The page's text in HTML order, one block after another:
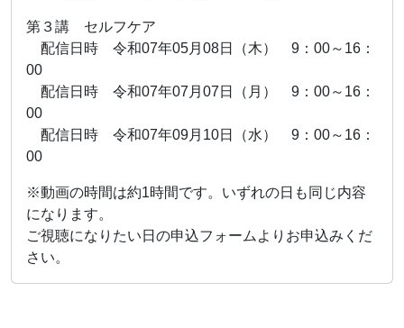
第３講 セルフケア
配信日時 令和07年05月08日（木） 9：00～16：
00
配信日時 令和07年07月07日（月） 9：00～16：
00
配信日時 令和07年09月10日（水） 9：00～16：
00
※動画の時間は約1時間です。いずれの日も同じ内容
になります。
ご視聴になりたい日の申込フォームよりお申込みくだ
さい。